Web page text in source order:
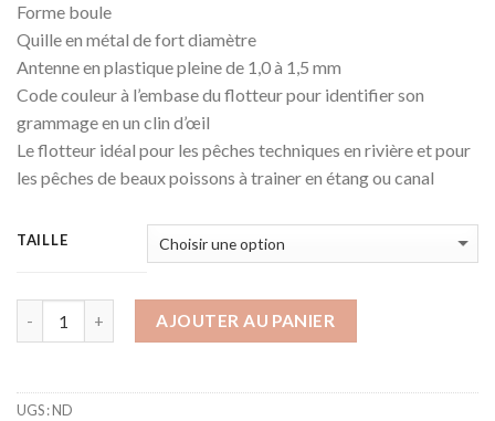
Forme boule
Quille en métal de fort diamètre
Antenne en plastique pleine de 1,0 à 1,5 mm
Code couleur à l’embase du flotteur pour identifier son
grammage en un clin d’œil
Le flotteur idéal pour les pêches techniques en rivière et pour
les pêches de beaux poissons à trainer en étang ou canal
TAILLE
AJOUTER AU PANIER
UGS :ND